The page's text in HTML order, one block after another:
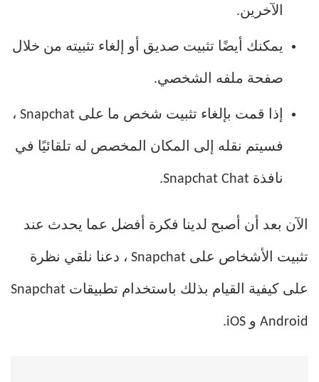
الآخرين.
يمكنك أيضًا تثبيت صديق أو إلغاء تثبيته من خلال
صفحة ملفه الشخصي.
إذا قمت بإلغاء تثبيت شخص ما على Snapchat ،
فسيتم نقله إلى المكان المخصص له تلقائيًا في
نافذة Snapchat Chat.
الآن بعد أن أصبح لدينا فكرة أفضل عما يحدث عند
تثبيت الأشخاص على Snapchat ، دعنا نلقي نظرة
على كيفية القيام بذلك باستخدام تطبيقات Snapchat
Android و iOS.